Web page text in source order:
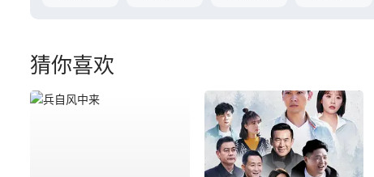
猜你喜欢